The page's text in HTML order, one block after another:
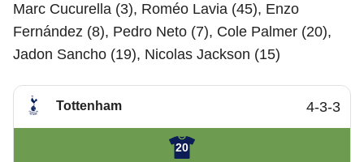
Marc Cucurella (3), Roméo Lavia (45), Enzo
Fernández (8), Pedro Neto (7), Cole Palmer (20),
Jadon Sancho (19), Nicolas Jackson (15)
Tottenham 4-3-3
20